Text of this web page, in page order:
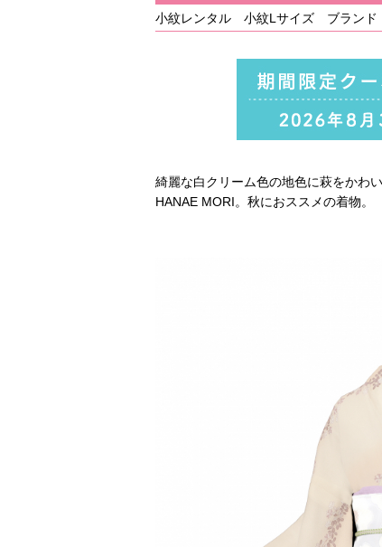
小紋レンタル 小紋Lサイズ ブラン
綺麗な白クリーム色の地色に萩をかわ
HANAE MORI。秋におススメの着物。